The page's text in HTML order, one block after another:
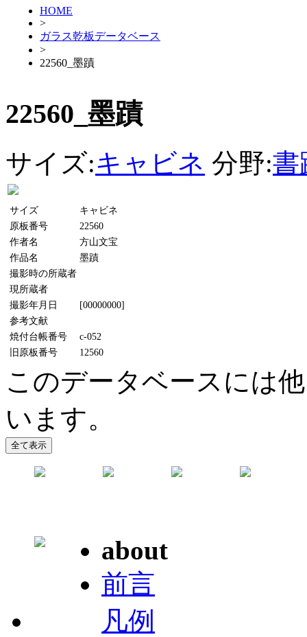
HOME
>
ガラス乾板データベース
>
22560_墨蹟
22560_墨蹟
サイズ:キャビネ 分野:書
サイズ
キャビネ
原板番号
22560
作者名
方山文宝
作品名
墨蹟
撮影時の所蔵者
現所蔵者
撮影年月日
[00000000]
参考文献
焼付台帳番号
c-052
旧原板番号
12560
このデータベースには
います。
about
前言
凡例